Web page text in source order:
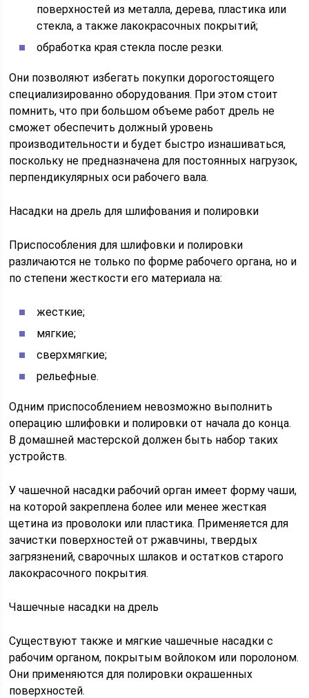
поверхностей из металла, дерева, пластика или
стекла, а также лакокрасочных покрытий;
обработка края стекла после резки.
Они позволяют избегать покупки дорогостоящего
специализированно оборудования. При этом стоит
помнить, что при большом объеме работ дрель не
сможет обеспечить должный уровень
производительности и будет быстро изнашиваться,
поскольку не предназначена для постоянных нагрузок,
перпендикулярных оси рабочего вала.
Насадки на дрель для шлифования и полировки
Приспособления для шлифовки и полировки
различаются не только по форме рабочего органа, но и
по степени жесткости его материала на:
жесткие;
мягкие;
сверхмягкие;
рельефные.
Одним приспособлением невозможно выполнить
операцию шлифовки и полировки от начала до конца.
В домашней мастерской должен быть набор таких
устройств.
У чашечной насадки рабочий орган имеет форму чаши,
на которой закреплена более или менее жесткая
щетина из проволоки или пластика. Применяется для
зачистки поверхностей от ржавчины, твердых
загрязнений, сварочных шлаков и остатков старого
лакокрасочного покрытия.
Чашечные насадки на дрель
Существуют также и мягкие чашечные насадки с
рабочим органом, покрытым войлоком или поролоном.
Они применяются для полировки окрашенных
поверхностей.